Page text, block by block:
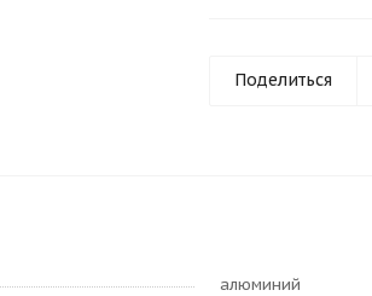
Поделиться
алюминий